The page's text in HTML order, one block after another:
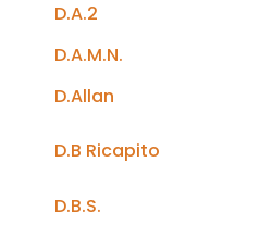
D.A.2
D.A.M.N.
D.Allan
D.B Ricapito
D.B.S.